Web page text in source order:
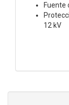
Fuente
12 kV